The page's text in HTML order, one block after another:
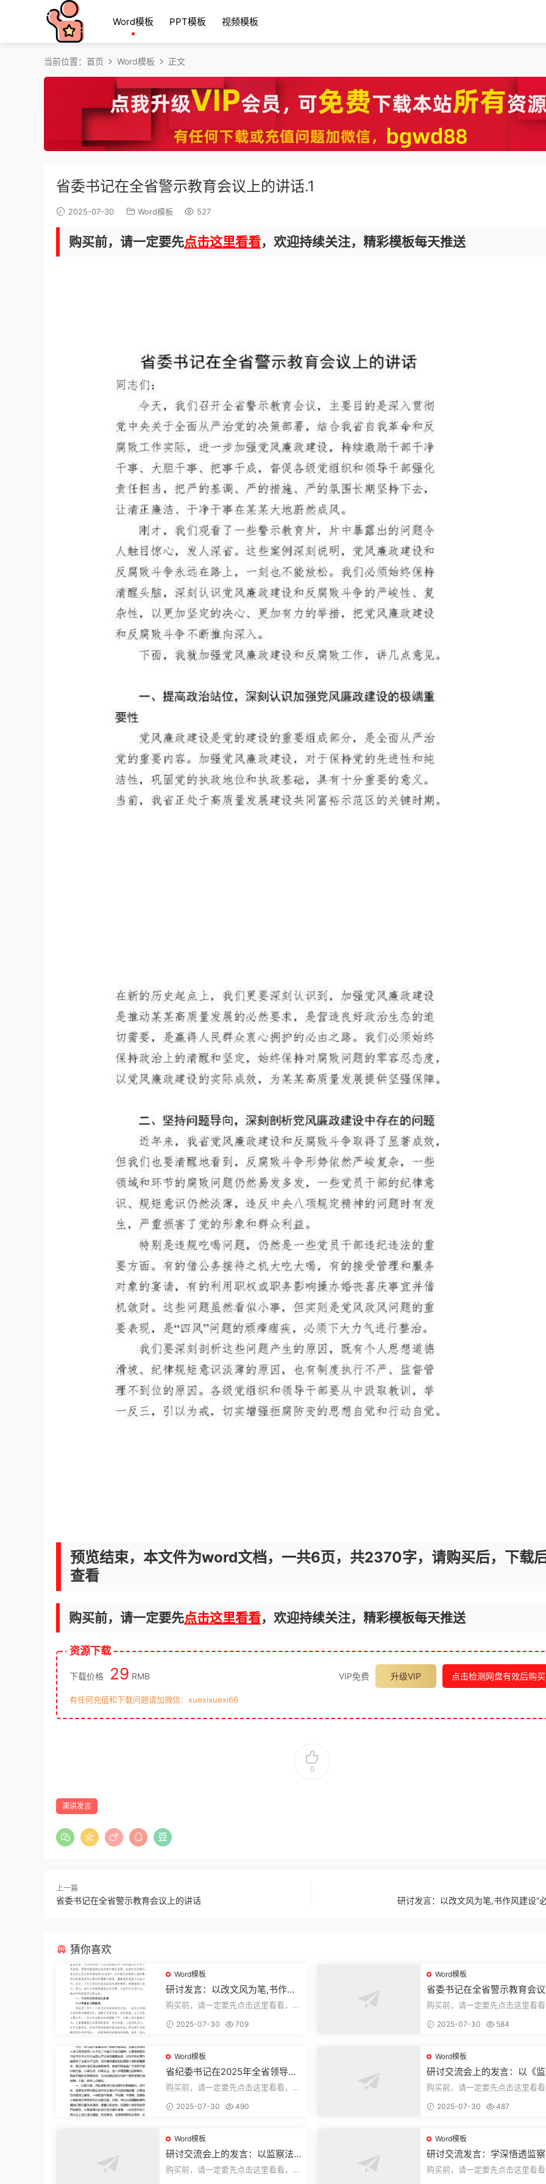
Word模板 PPT模板 视频模板
当前位置： 首页 Word模板 正文
省委书记在全省警示教育会议上的讲话.1
2025-07-30 Word模板 527
购买前，请一定要先点击这里看看，欢迎持续关注，精彩模板每天推送
预览结束，本文件为word文档，一共6页，共2370字，请购买后，下载
查看
购买前，请一定要先点击这里看看，欢迎持续关注，精彩模板每天推送
资源下载
下载价格 29 RMB VIP免费 升级VIP 点击检测网盘有效后购买
有任何充值和下载问题请加微信：xuexixuexi66
0
演讲发言
上一篇
省委书记在全省警示教育会议上的讲话 研讨发言：以改文风为笔,书作风建设“
猜你喜欢
Word模板
研讨发言：以改文风为笔,书作风
建设“必修课”
购买前，请一定要先点击这里看看，欢
束，本文...
2025-07-30 709
Word模板
省委书记在全省警示教育会
的讲话
购买前，请一定要先点击这里看
束，本文...
2025-07-30 584
Word模板
省纪委书记在2025年全省领导干
部警示教育会上的讲话.1
购买前，请一定要先点击这里看看，欢
束，本文...
2025-07-30 490
Word模板
研讨交流会上的发言：以《
法实施条例》为纲,推动巡察
购买前，请一定要先点击这里看
束，本文...
2025-07-30 487
Word模板
研讨交流会上的发言：以监察法
实施条例为纲推动巡察工作高质
购买前，请一定要先点击这里看看，欢
Word模板
研讨交流发言：学深悟透监
实施条例,提升纪检监察工作
购买前，请一定要先点击这里看